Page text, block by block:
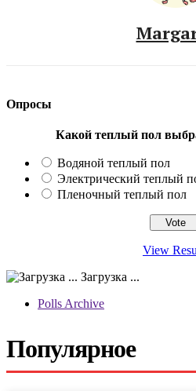
Опросы
Какой теплый пол
Водяной теплый пол
Электрический теплый
Пленочный теплый пол
View
Загрузка ...
Polls Archive
Популярное